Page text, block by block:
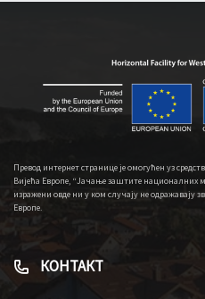
Превод интернет странице је омогућен уз
Вијећа Европе, “Јачање заштите националних
изражени овде ни у ком случају не
Европе.
КОНТАКТ